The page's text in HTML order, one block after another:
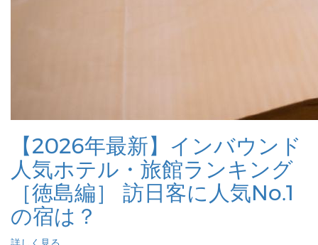
【2026年最新】インバウンド
人気ホテル・旅館ランキング
［徳島編］ 訪日客に人気No.1
の宿は？
詳しく見る